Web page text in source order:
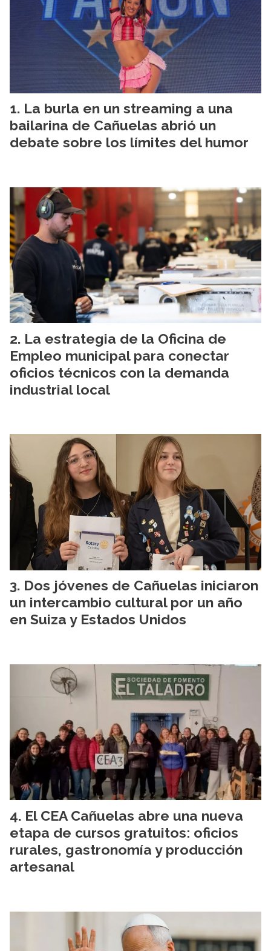
La burla en un streaming a una
bailarina de Cañuelas abrió un
debate sobre los límites del humor
La estrategia de la Oficina de
Empleo municipal para conectar
oficios técnicos con la demanda
industrial local
Dos jóvenes de Cañuelas iniciaron
un intercambio cultural por un año
en Suiza y Estados Unidos
El CEA Cañuelas abre una nueva
etapa de cursos gratuitos: oficios
rurales, gastronomía y producción
artesanal